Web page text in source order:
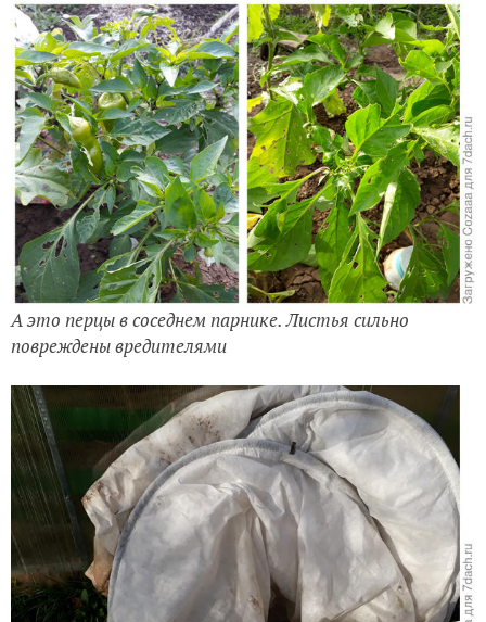
А это перцы в соседнем парнике. Листья сильно
повреждены вредителями